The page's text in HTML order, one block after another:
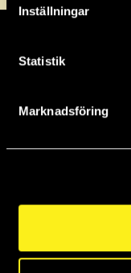
Inställningar
Statistik
Marknadsföring